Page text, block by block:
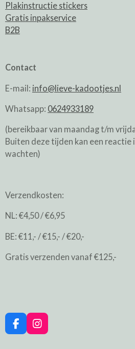
Plakinstructie stickers
Gratis inpakservice
B2B
Contact
E-mail: info@lieve-kadootjes.nl
Whatsapp: 0624933189
(bereikbaar van maandag t/m
Buiten deze tijden kan een reactie
wachten)
Verzendkosten:
NL: €4,50 / €6,95
BE: €11,- / €15,- / €20,-
Gratis verzenden vanaf €125,-
F
a
I
n